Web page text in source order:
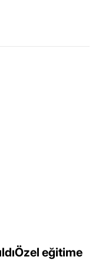
eğitime